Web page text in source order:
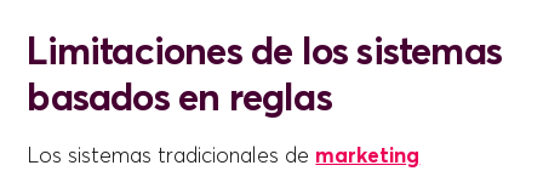
Limitaciones de los sistemas
basados en reglas
Los sistemas tradicionales de marketing